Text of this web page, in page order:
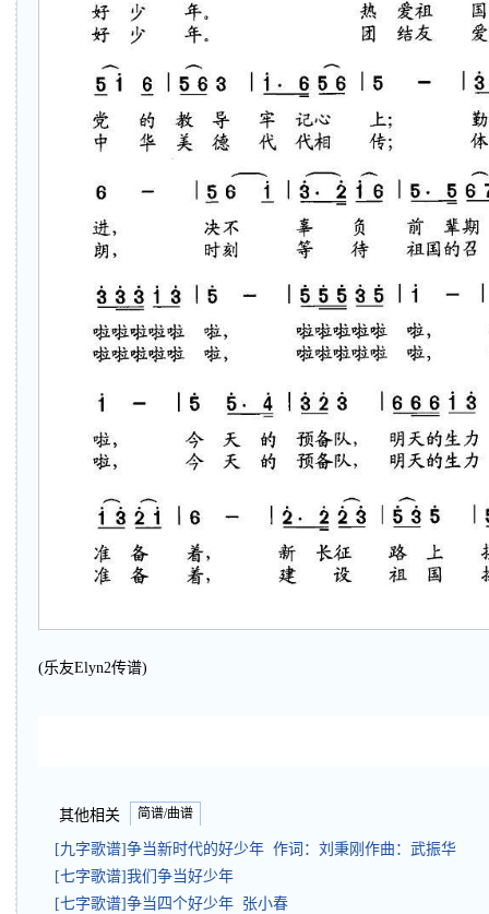
(乐友Elyn2传谱)
其他相关 简谱/曲谱
[九字歌谱]争当新时代的好少年 作词：刘秉刚作曲：武振华
[七字歌谱]我们争当好少年
[七字歌谱]争当四个好少年 张小春